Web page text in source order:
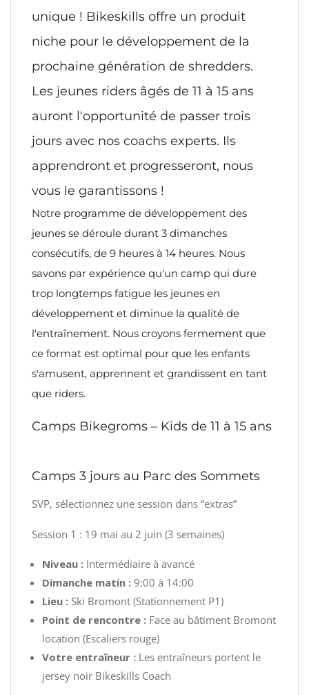
unique ! Bikeskills offre un produit
niche pour le développement de la
prochaine génération de shredders.
Les jeunes riders âgés de 11 à 15 ans
auront l'opportunité de passer trois
jours avec nos coachs experts. Ils
apprendront et progresseront, nous
vous le garantissons !
Notre programme de développement des
jeunes se déroule durant 3 dimanches
consécutifs, de 9 heures à 14 heures. Nous
savons par expérience qu'un camp qui dure
trop longtemps fatigue les jeunes en
développement et diminue la qualité de
l'entraînement. Nous croyons fermement que
ce format est optimal pour que les enfants
s'amusent, apprennent et grandissent en tant
que riders.
Camps Bikegroms – Kids de 11 à 15 ans
Camps 3 jours au Parc des Sommets
SVP, sélectionnez une session dans “extras”
Session 1 : 19 mai au 2 juin (3 semaines)
Niveau : Intermédiaire à avancé
Dimanche matin : 9:00 à 14:00
Lieu : Ski Bromont (Stationnement P1)
Point de rencontre : Face au bâtiment Bromont
location (Escaliers rouge)
Votre entraîneur : Les entraîneurs portent le
jersey noir Bikeskills Coach